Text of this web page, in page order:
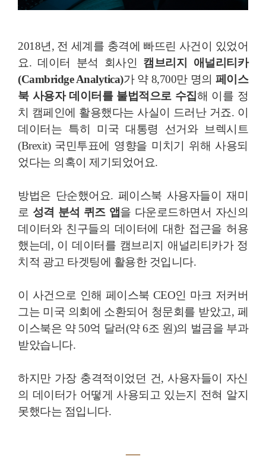
2018년, 전 세계를 충격에 빠뜨린 사건이 있었어
요. 데이터 분석 회사인 캠브리지 애널리티카
(Cambridge Analytica)가 약 8,700만 명의 페이스
북 사용자 데이터를 불법적으로 수집해 이를 정
치 캠페인에 활용했다는 사실이 드러난 거죠. 이
데이터는 특히 미국 대통령 선거와 브렉시트
(Brexit) 국민투표에 영향을 미치기 위해 사용되
었다는 의혹이 제기되었어요.
방법은 단순했어요. 페이스북 사용자들이 재미
로 성격 분석 퀴즈 앱을 다운로드하면서 자신의
데이터와 친구들의 데이터에 대한 접근을 허용
했는데, 이 데이터를 캠브리지 애널리티카가 정
치적 광고 타겟팅에 활용한 것입니다.
이 사건으로 인해 페이스북 CEO인 마크 저커버
그는 미국 의회에 소환되어 청문회를 받았고, 페
이스북은 약 50억 달러(약 6조 원)의 벌금을 부과
받았습니다.
하지만 가장 충격적이었던 건, 사용자들이 자신
의 데이터가 어떻게 사용되고 있는지 전혀 알지
못했다는 점입니다.
―